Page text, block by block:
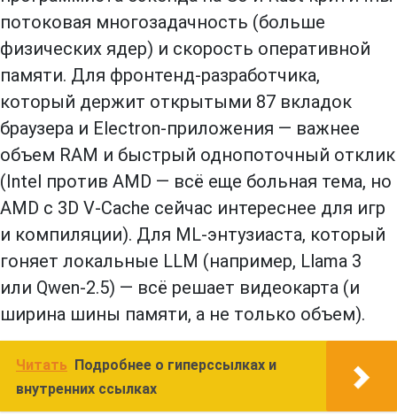
потоковая многозадачность (больше
физических ядер) и скорость оперативной
памяти. Для фронтенд-разработчика,
который держит открытыми 87 вкладок
браузера и Electron-приложения — важнее
объем RAM и быстрый однопоточный отклик
(Intel против AMD — всё еще больная тема, но
AMD с 3D V-Cache сейчас интереснее для игр
и компиляции). Для ML-энтузиаста, который
гоняет локальные LLM (например, Llama 3
или Qwen-2.5) — всё решает видеокарта (и
ширина шины памяти, а не только объем).
Читать
Подробнее о гиперссылках и
внутренних ссылках